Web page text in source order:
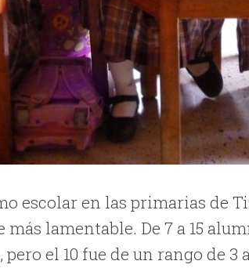
escolar en las primarias de
lamentable. De 7 a 15
el 10 fue de un rango de 3